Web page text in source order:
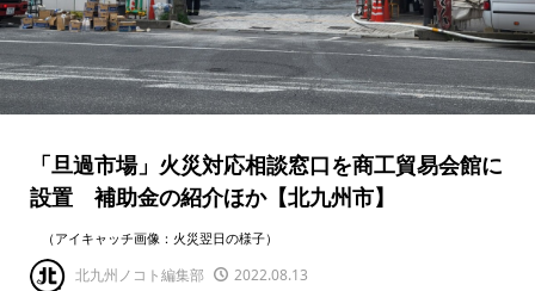
「旦過市場」火災対応相談窓口を商工貿易会館に
設置 補助金の紹介ほか【北九州市】
（アイキャッチ画像：火災翌日の様子）
北九州ノコト編集部 2022.08.13